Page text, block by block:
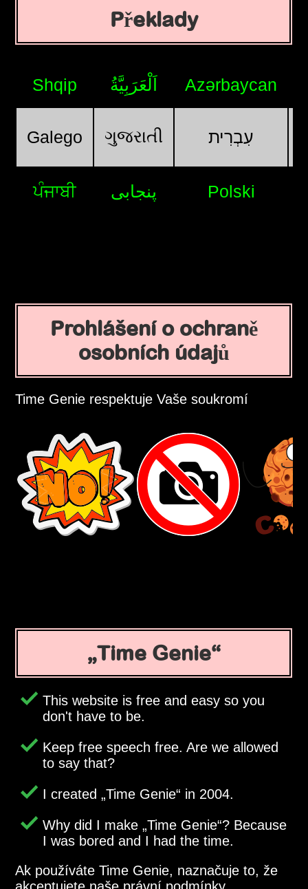
Překlady
Shqip اَلْعَرَبِيَّةُ Azərbaycan
Galego ગુજરાતી עִבְרִית
ਪੰਜਾਬੀ پنجابی Polski
Prohlášení o ochraně
osobních údajů
Time Genie respektuje Vaše soukromí
Time Genie
This website is free and easy so you
don't have to be.
Keep free speech free. Are we allowed
to say that?
I created Time Genie in 2004.
Why did I make Time Genie ? Because
I was bored and I had the time.
Ak používáte Time Genie, naznačuje to, že